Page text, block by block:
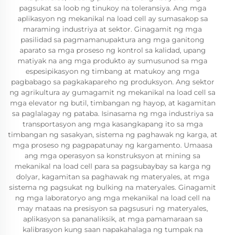
pagsukat sa loob ng tinukoy na toleransiya. Ang mga
aplikasyon ng mekanikal na load cell ay sumasakop sa
maraming industriya at sektor. Ginagamit ng mga
pasilidad sa pagmamanupaktura ang mga ganitong
aparato sa mga proseso ng kontrol sa kalidad, upang
matiyak na ang mga produkto ay sumusunod sa mga
espesipikasyon ng timbang at matukoy ang mga
pagbabago sa pagkakapareho ng produksyon. Ang sektor
ng agrikultura ay gumagamit ng mekanikal na load cell sa
mga elevator ng butil, timbangan ng hayop, at kagamitan
sa paglalagay ng pataba. Isinasama ng mga industriya sa
transportasyon ang mga kasangkapang ito sa mga
timbangan ng sasakyan, sistema ng paghawak ng karga, at
mga proseso ng pagpapatunay ng kargamento. Umaasa
ang mga operasyon sa konstruksyon at mining sa
mekanikal na load cell para sa pagsubaybay sa karga ng
dolyar, kagamitan sa paghawak ng materyales, at mga
sistema ng pagsukat ng bulking na materyales. Ginagamit
ng mga laboratoryo ang mga mekanikal na load cell na
may mataas na presisyon sa pagsusuri ng materyales,
aplikasyon sa pananaliksik, at mga pamamaraan sa
kalibrasyon kung saan napakahalaga ng tumpak na